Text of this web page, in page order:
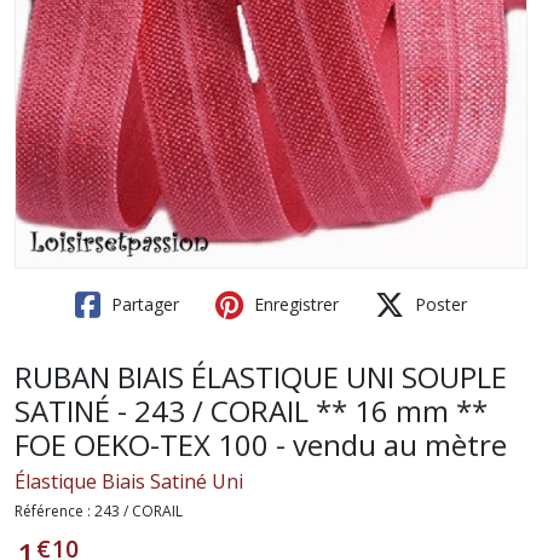
Partager Enregistrer Poster
RUBAN BIAIS ÉLASTIQUE UNI SOUPLE
SATINÉ - 243 / CORAIL ** 16 mm **
FOE OEKO-TEX 100 - vendu au mètre
Élastique Biais Satiné Uni
Référence : 243 / CORAIL
€10